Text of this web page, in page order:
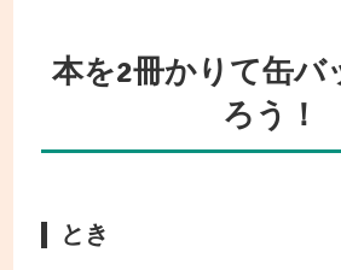
本を2冊かりて缶バ
ろう！
とき